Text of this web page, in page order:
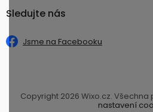
Sledujte nás
Jsme na Facebooku
Copyright 2026 Wixo.cz. Všechna
nastavení